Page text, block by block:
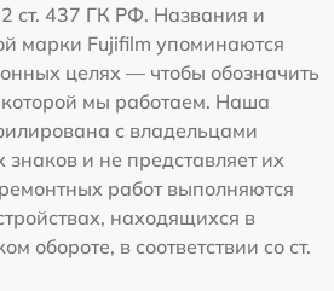
ст. 437 ГК РФ. Названия и
марки Fujifilm упоминаются
целях — чтобы обозначить
мы работаем. Наша
с владельцами
и не представляет их
работ выполняются
находящихся в
обороте, в соответствии со ст.